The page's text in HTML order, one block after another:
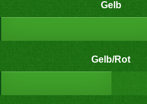
Gelb
Gelb/Rot